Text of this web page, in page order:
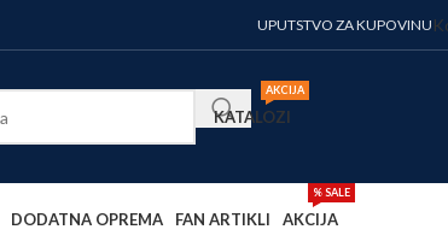
UPUTSTVO ZA KUPOVINU
KATALOZI
AKCIJA
DODATNA OPREMA FAN ARTIKLI AKCIJA
% SALE